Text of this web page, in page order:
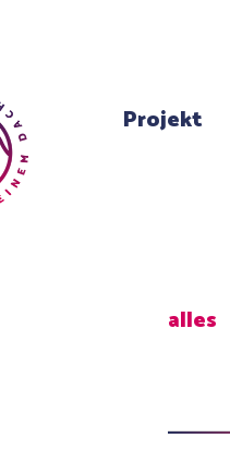
Projekt
alles